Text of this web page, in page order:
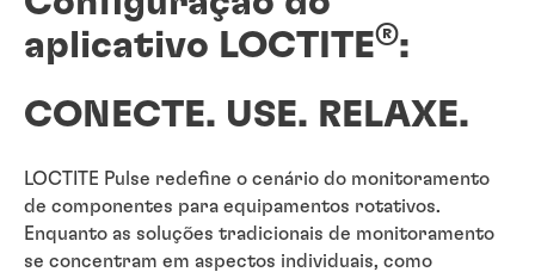
aplicativo LOCTITE®:
CONECTE. USE. RELAXE.
LOCTITE Pulse redefine o cenário do monitoramento
de componentes para equipamentos rotativos.
Enquanto as soluções tradicionais de monitoramento
se concentram em aspectos individuais, como